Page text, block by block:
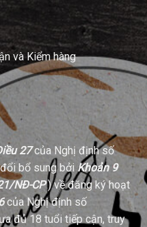
và Kiểm hàng
27của Nghị định số
bổ sung bởi Khoản 9
NĐ-CP) về đăng ký hoạt
của Nghị định số
đủ 18 tuổi tiếp cận, truy